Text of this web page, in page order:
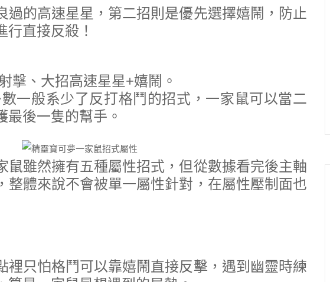
過的高速星星，第二招則是優先選擇嬉鬧，防止
直接反殺！
擊、大招高速星星+嬉鬧。
一般系少了反打格鬥的招式，一家鼠可以當二
最後一隻的幫手。
鼠雖然擁有五種屬性招式，但從數據看完後主軸
整體來說不會被單一屬性針對，在屬性壓制面也
裡只怕格鬥可以靠嬉鬧直接反擊，遇到幽靈時練